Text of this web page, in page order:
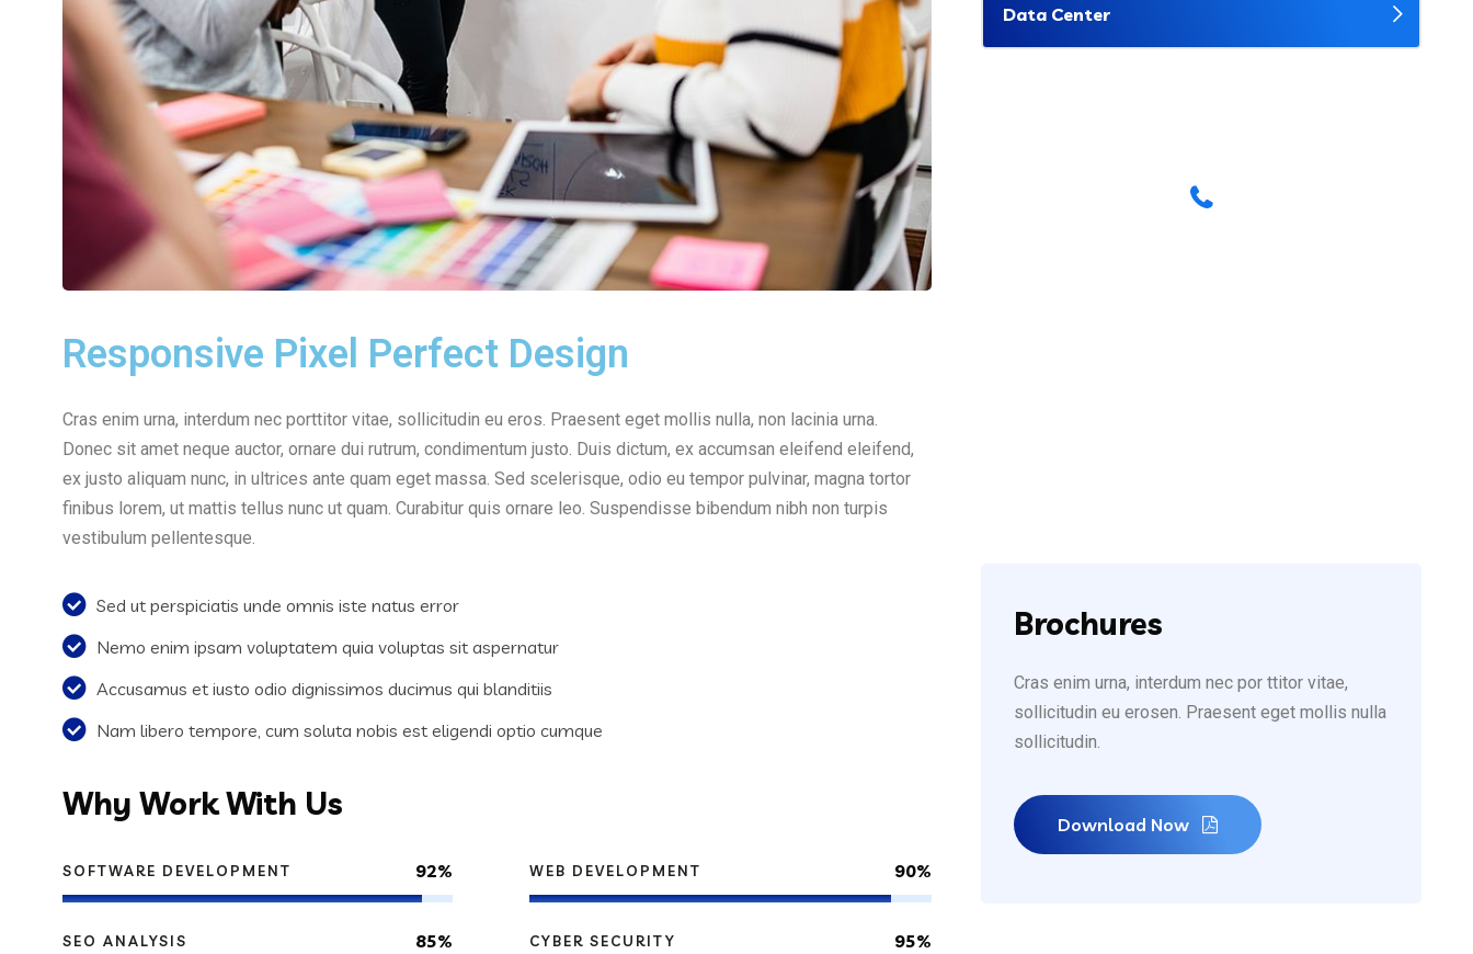
Responsive Pixel Perfect Design
Cras enim urna, interdum nec porttitor vitae, sollicitudin eu eros. Praesent eget mollis nulla, non lacinia urna.
Donec sit amet neque auctor, ornare dui rutrum, condimentum justo. Duis dictum, ex accumsan eleifend eleifend,
ex justo aliquam nunc, in ultrices ante quam eget massa. Sed scelerisque, odio eu tempor pulvinar, magna tortor
finibus lorem, ut mattis tellus nunc ut quam. Curabitur quis ornare leo. Suspendisse bibendum nibh non turpis
vestibulum pellentesque.
Sed ut perspiciatis unde omnis iste natus error
Nemo enim ipsam voluptatem quia voluptas sit aspernatur
Accusamus et iusto odio dignissimos ducimus qui blanditiis
Nam libero tempore, cum soluta nobis est eligendi optio cumque
Why Work With Us
SOFTWARE DEVELOPMENT 92%
SEO ANALYSIS 85%
WEB DEVELOPMENT 90%
CYBER SECURITY 95%
Data Center
Brochures
Cras enim urna, interdum nec por ttitor vitae,
sollicitudin eu erosen. Praesent eget mollis nulla
sollicitudin.
Download Now